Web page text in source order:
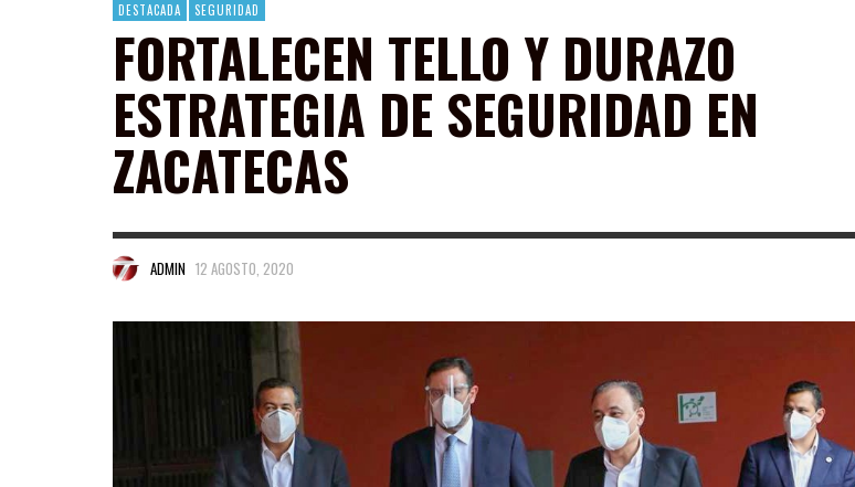
DESTACADA SEGURIDAD
FORTALECEN TELLO Y DURAZO
ESTRATEGIA DE SEGURIDAD EN
ZACATECAS
ADMIN 12 AGOSTO, 2020